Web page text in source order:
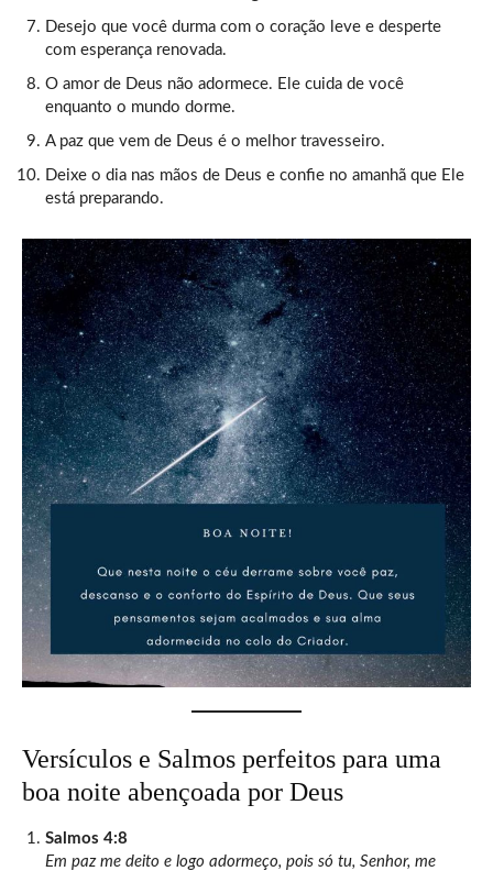
Desejo que você durma com o coração leve e desperte
com esperança renovada.
O amor de Deus não adormece. Ele cuida de você
enquanto o mundo dorme.
A paz que vem de Deus é o melhor travesseiro.
Deixe o dia nas mãos de Deus e confie no amanhã que Ele
está preparando.
Versículos e Salmos perfeitos para uma
boa noite abençoada por Deus
Salmos 4:8
Em paz me deito e logo adormeço, pois só tu, Senhor, me